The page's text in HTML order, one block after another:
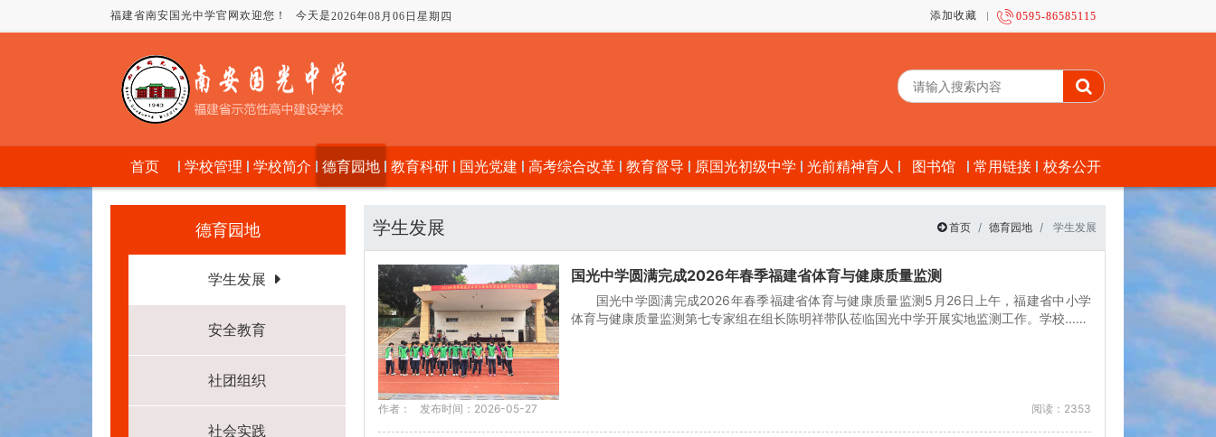
福建省南安国光中学官网欢迎您！ 今天是2026年08月06日星期四 添加收藏 0595-86585115
首页 学校管理 学校简介 德育园地 教育科研 国光党建 高考综合改革 教育督导 原国光初级中学 光前精神育人 图书馆 常用链接 校务公开
德育园地
学生发展
安全教育
社团组织
社会实践
学生发展 首页 德育园地 学生发展
国光中学圆满完成2026年春季福建省体育与健康质量监测
国光中学圆满完成2026年春季福建省体育与健康质量监测5月26日上午，福建省中小学
体育与健康质量监测第七专家组在组长陈明祥带队莅临国光中学开展实地监测工作。学校...…
作者： 发布时间：2026-05-27 阅读：2353